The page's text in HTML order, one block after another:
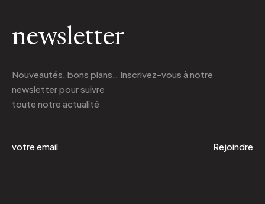
newsletter
Nouveautés, bons plans.. Inscrivez-vous à notre
newsletterpour suivre
toute notre actualité
Rejoindre